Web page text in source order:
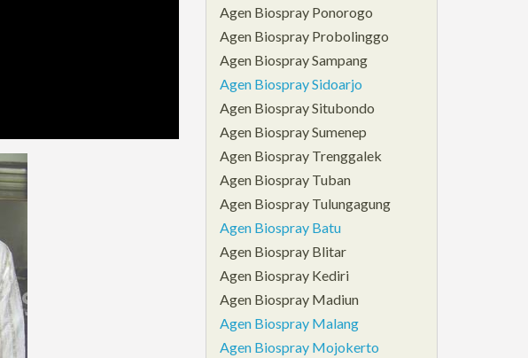
Agen Biospray Ponorogo
Agen Biospray Probolinggo
Agen Biospray Sampang
Agen Biospray Sidoarjo
Agen Biospray Situbondo
Agen Biospray Sumenep
Agen Biospray Trenggalek
Agen Biospray Tuban
Agen Biospray Tulungagung
Agen Biospray Batu
Agen Biospray Blitar
Agen Biospray Kediri
Agen Biospray Madiun
Agen Biospray Malang
Agen Biospray Mojokerto